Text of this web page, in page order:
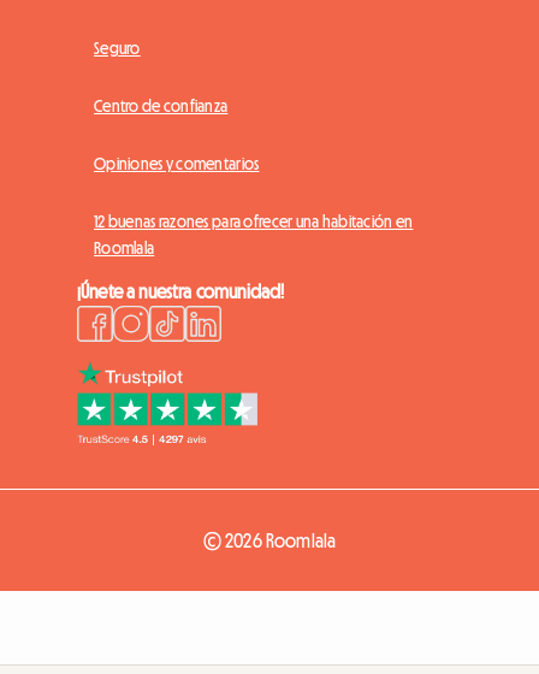
Seguro
Centro de confianza
Opiniones y comentarios
12 buenas razones para ofrecer una habitación en
Roomlala
¡Únete a nuestra comunidad!
© 2026 Roomlala